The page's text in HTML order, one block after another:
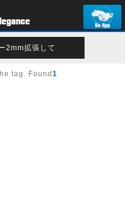
2mm拡張して
tag. Found 1